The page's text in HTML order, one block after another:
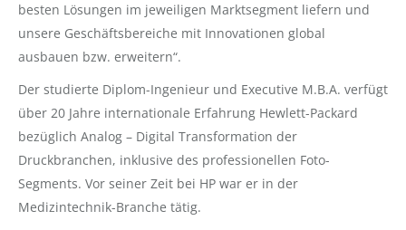
besten Lösungen im jeweiligen Marktsegment liefern und
unsere Geschäftsbereiche mit Innovationen global
ausbauen bzw. erweitern“.
Der studierte Diplom-Ingenieur und Executive M.B.A. verfügt
über 20 Jahre internationale Erfahrung Hewlett-Packard
bezüglich Analog – Digital Transformation der
Druckbranchen, inklusive des professionellen Foto-
Segments. Vor seiner Zeit bei HP war er in der
Medizintechnik-Branche tätig.